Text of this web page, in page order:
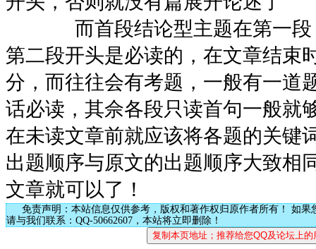
而首段结论型主题在第一段
第二段开头是必读的，在文章结束
分，而往往会有考题，一般有一道
话必读，其佘各段只读首句一般就
在未读文章前就应该将各题的关键
出题顺序与原文的出题顺序大致相
文章就可以了！
免责声明：本站信息仅供参考，版权和著作权归原作者所有！ 如果
请与我们联系：QQ-50662607，本站将立即删除！